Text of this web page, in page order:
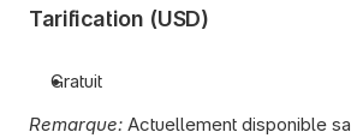
Tarification (USD)
Gratuit
Remarque: Actuellement disponible